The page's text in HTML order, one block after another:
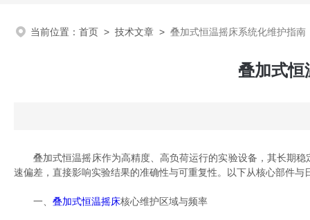
当前位置： 首页 > 技术文章 > 叠加式恒温摇床系统化维护指南
叠加式恒
叠加式恒温摇床作为高精度、高负荷运行的实验设备，其长期稳
速偏差，直接影响实验结果的准确性与可重复性。以下从核心部件与
一、 叠加式恒温摇床核心维护区域与频率